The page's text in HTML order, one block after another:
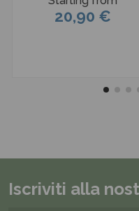
20,90 €
Iscriviti alla